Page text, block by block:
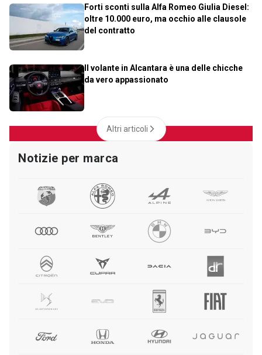
Forti sconti sulla Alfa Romeo Giulia Diesel:
oltre 10.000 euro, ma occhio alle clausole
del contratto
Il volante in Alcantara è una delle chicche
da vero appassionato
Altri articoli
Notizie per marca